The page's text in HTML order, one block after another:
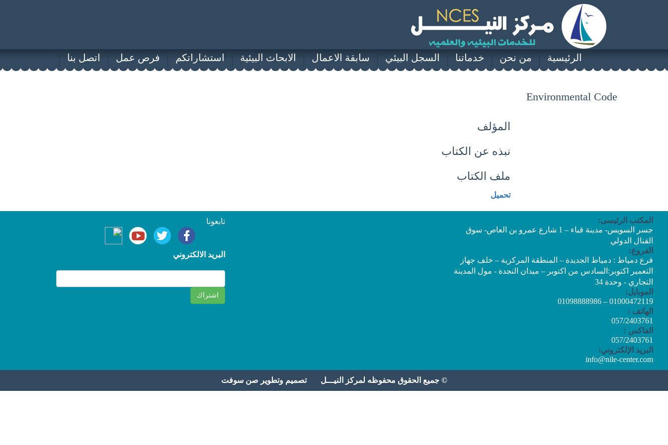
الرئيسية من نحن خدماتنا السجل البيئي سابقة الاعمال الابحاث البيئية استشاراتكم فرص عمل اتصل بنا
Environmental Code
المؤلف
نبذه عن الكتاب
ملف الكتاب
تحميل
تابعونا
البريد الالكتروني
المكتب الرئيسى:
جسر السويس- مدينة قباء – 1 شارع عمرو بن العاص- سوق
القنال الدولي
الفروع:
فرع دمياط : دمياط الجديدة – المنطقة المركزية – خلف جهاز
التعمير اكتوبر:السادس من اكتوبر – ميدان النجدة - مول المدينة
التجاري - وحدة 34
الموبايل:
01000472119 – 01098888986
الهاتف :
057/2403761
الفاكس :
057/2403761
البريد الإلكتروني:
info@nile-center.com
© جميع الحقوق محفوظه لمركز النيـــل تصميم وتطوير صن سوفت